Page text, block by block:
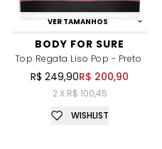
VER TAMANHOS
BODY FOR SURE
Top Regata Liso Pop - Preto
R$ 249,90R$ 200,90
2 X R$ 100,45
WISHLIST